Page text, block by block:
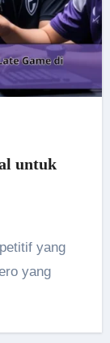
untuk
yang